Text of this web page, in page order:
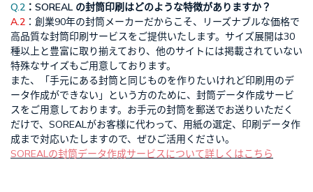
Q.2 ：SOREAL の封筒印刷はどのような特徴がありますか？
A.2 ：創業90年の封筒メーカーだからこそ、リーズナブルな価格で
高品質な封筒印刷サービスをご提供いたします。サイズ展開は30
種以上と豊富に取り揃えており、他のサイトには掲載されていない
特殊なサイズもご用意しております。
また、「手元にある封筒と同じものを作りたいけれど印刷用のデ
ータ作成ができない」という方のために、封筒データ作成サービ
スをご用意しております。お手元の封筒を郵送でお送りいただく
だけで、SOREALがお客様に代わって、用紙の選定、印刷データ作
成まで対応いたしますので、ぜひご活用ください。
SOREALの封筒データ作成サービスについて詳しくはこちら